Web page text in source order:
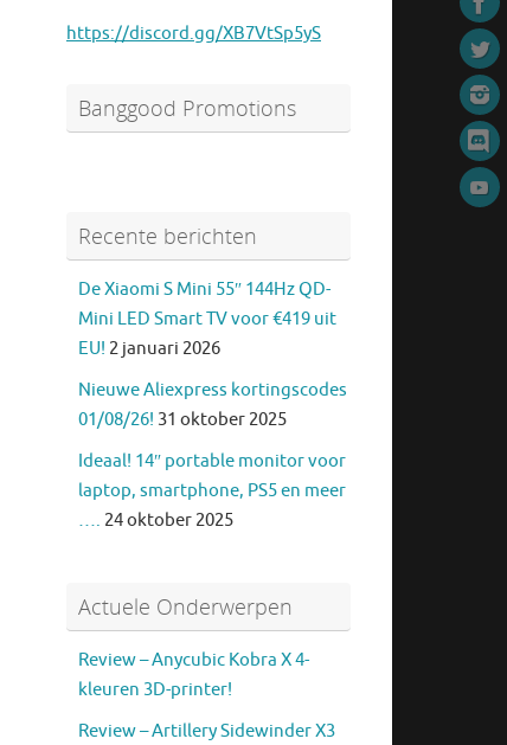
https://discord.gg/XB7VtSp5yS
Banggood Promotions
Recente berichten
De Xiaomi S Mini 55″ 144Hz QD-
Mini LED Smart TV voor €419 uit
EU! 2 januari 2026
Nieuwe Aliexpress kortingscodes
01/08/26! 31 oktober 2025
Ideaal! 14″ portable monitor voor
laptop, smartphone, PS5 en meer
…. 24 oktober 2025
Actuele Onderwerpen
Review – Anycubic Kobra X 4-
kleuren 3D-printer!
Review – Artillery Sidewinder X3